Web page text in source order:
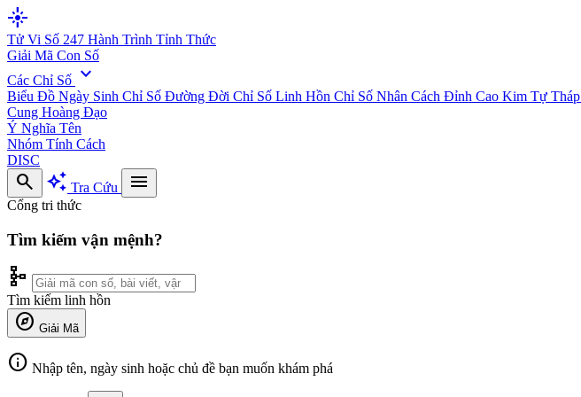
flare
Tử Vi Số 247 Hành Trình Tỉnh Thức
Giải Mã Con Số
Các Chỉ Số expand_more
Biểu Đồ Ngày Sinh Chỉ Số Đường Đời Chỉ Số Linh Hồn Chỉ Số Nhân Cách Đỉnh Cao Kim Tự Tháp
Cung Hoàng Đạo
Ý Nghĩa Tên
Nhóm Tính Cách
DISC
search auto_awesome Tra Cứu menu
Cổng tri thức
Tìm kiếm vận mệnh?
schema
Tìm kiếm linh hồn
explore Giải Mã
info Nhập tên, ngày sinh hoặc chủ đề bạn muốn khám phá